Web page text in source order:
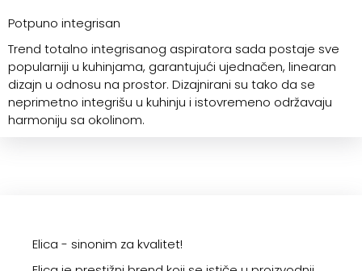
Potpuno integrisan
Trend totalno integrisanog aspiratora sada postaje sve
popularniji u kuhinjama, garantujući ujednačen, linearan
dizajn u odnosu na prostor. Dizajnirani su tako da se
neprimetno integrišu u kuhinju i istovremeno održavaju
harmoniju sa okolinom.
Elica - sinonim za kvalitet!